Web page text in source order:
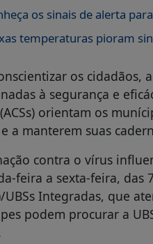
os sinais de alerta
temperaturas pioram
os cidadãos,
à segurança e
orientam os
e a manterem suas
contra o vírus
feira a sexta-feira, das
UBSs Integradas, que
podem procurar a